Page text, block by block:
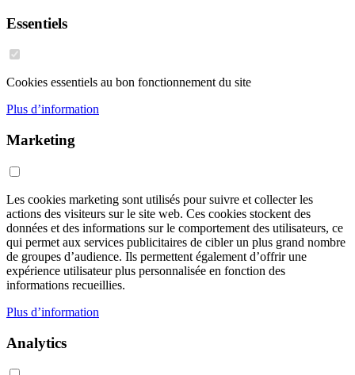
Essentiels
Cookies essentiels au bon fonctionnement du site
Plus d’information
Marketing
Les cookies marketing sont utilisés pour suivre et collecter les
actions des visiteurs sur le site web. Ces cookies stockent des
données et des informations sur le comportement des utilisateurs, ce
qui permet aux services publicitaires de cibler un plus grand nombre
de groupes d’audience. Ils permettent également d’offrir une
expérience utilisateur plus personnalisée en fonction des
informations recueillies.
Plus d’information
Analytics